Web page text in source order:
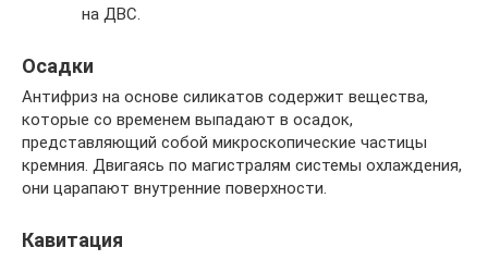
на ДВС.
Осадки
Антифриз на основе силикатов содержит вещества,
которые со временем выпадают в осадок,
представляющий собой микроскопические частицы
кремния. Двигаясь по магистралям системы охлаждения,
они царапают внутренние поверхности.
Кавитация